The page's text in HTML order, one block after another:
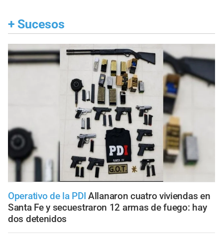
+ Sucesos
Operativo de la PDI Allanaron cuatro viviendas en
Santa Fe y secuestraron 12 armas de fuego: hay
dos detenidos